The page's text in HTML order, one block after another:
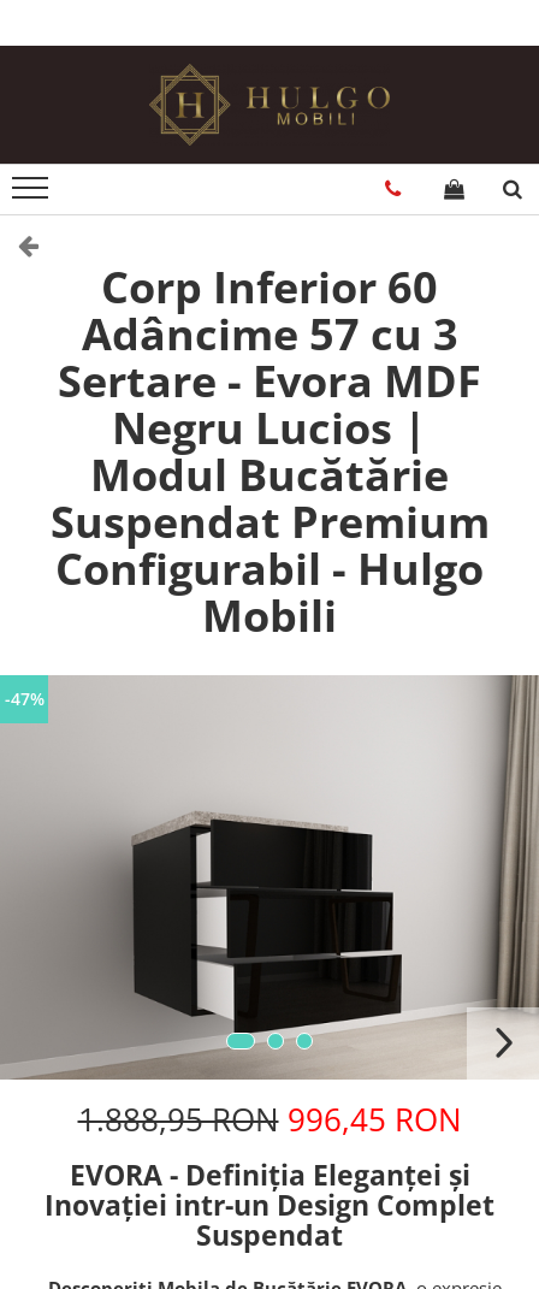
Bucatarie EVORA
Colectia EVORA
Seturi Bucatarie Evora
Bucatarie BLANCA
Colectia BLANCA
Seturi Bucatarie Blanca
Living QUADRO
Colectia QUADRO
Seturi Living QUADRO
Seturi Baie Eos
Corp Inferior 60
Adâncime 57 cu 3
Sertare - Evora MDF
Negru Lucios |
Modul Bucătărie
Suspendat Premium
Configurabil - Hulgo
Mobili
-47%
1.888,95 RON 996,45 RON
EVORA - Definiția Eleganței și
Inovației intr-un Design Complet
Suspendat